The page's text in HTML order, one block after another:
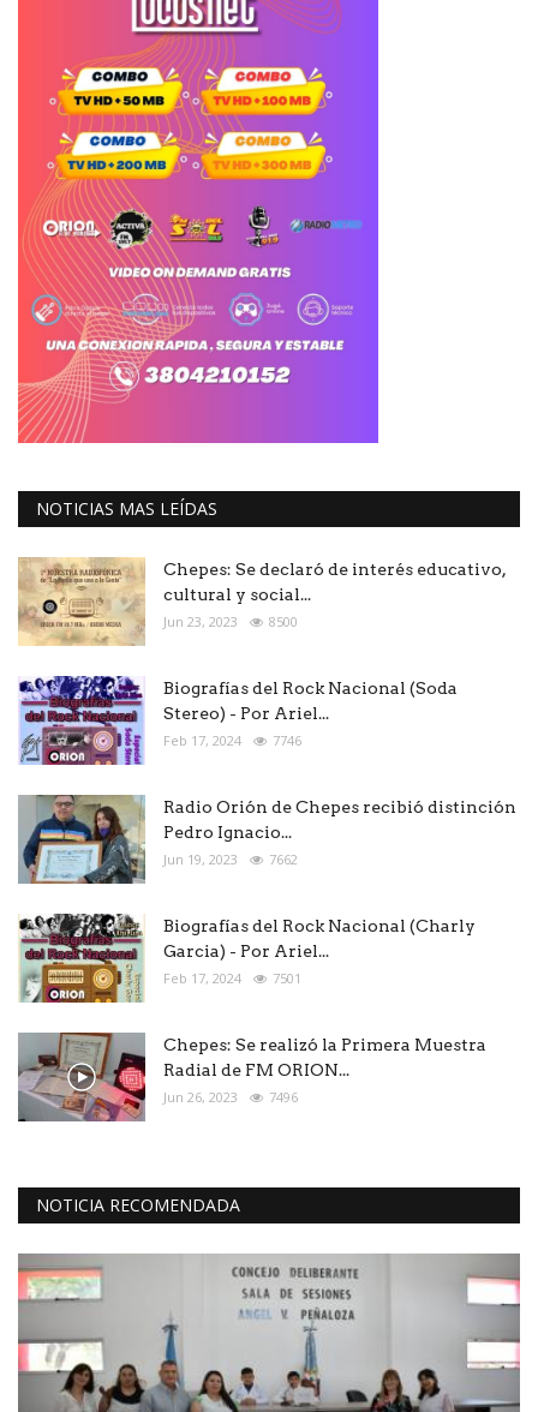
NOTICIAS MAS LEÍDAS
Chepes: Se declaró de interés educativo,
cultural y social...
Jun 23, 2023 8500
Biografías del Rock Nacional (Soda
Stereo) - Por Ariel...
Feb 17, 2024 7746
Radio Orión de Chepes recibió distinción
Pedro Ignacio...
Jun 19, 2023 7662
Biografías del Rock Nacional (Charly
Garcia) - Por Ariel...
Feb 17, 2024 7501
Chepes: Se realizó la Primera Muestra
Radial de FM ORION...
Jun 26, 2023 7496
NOTICIA RECOMENDADA